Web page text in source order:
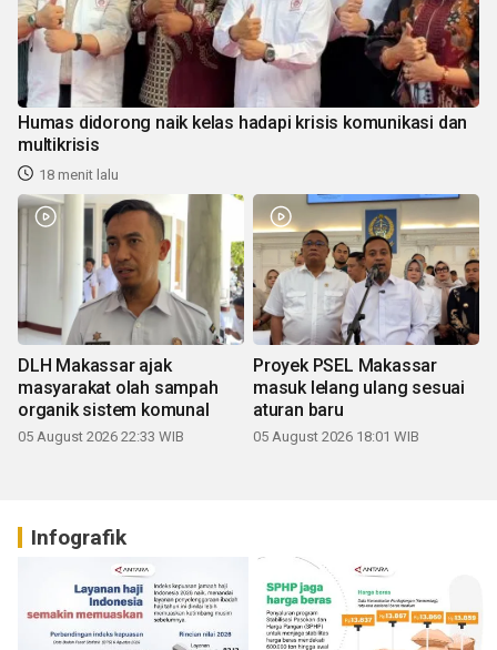
Humas didorong naik kelas hadapi krisis komunikasi dan
multikrisis
18 menit lalu
DLH Makassar ajak
masyarakat olah sampah
organik sistem komunal
05 August 2026 22:33 WIB
Proyek PSEL Makassar
masuk lelang ulang sesuai
aturan baru
05 August 2026 18:01 WIB
Infografik